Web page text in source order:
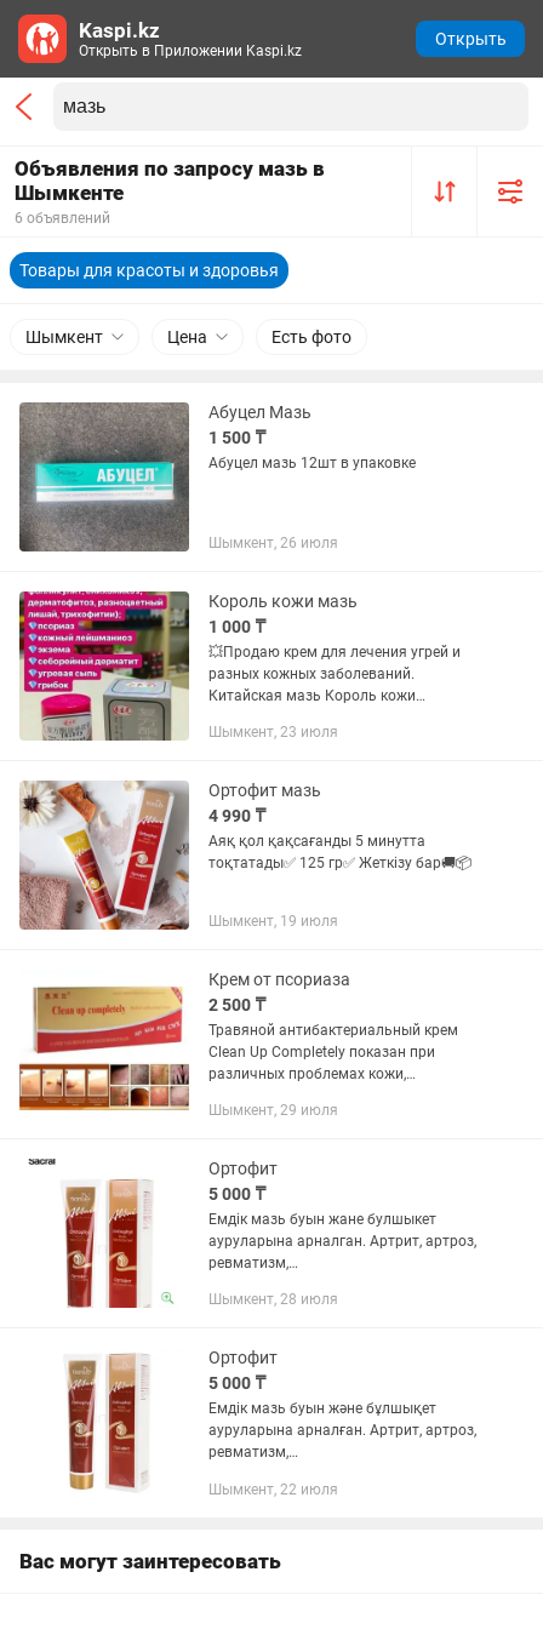
Объявления по запросу мазь в
Шымкенте
6 объявлений
Товары для красоты и здоровья
Шымкент Цена Есть фото
Абуцел Мазь
1 500 ₸
Абуцел мазь 12шт в упаковке
Шымкент, 26 июля
Король кожи мазь
1 000 ₸
💥Продаю крем для лечения угрей и
разных кожных заболеваний.
Китайская мазь Король кожи
разной степени тяжести Экземы
ногтевых грибковых...
Шымкент, 23 июля
Ортофит мазь
4 990 ₸
Аяқ қол қақсағанды 5 минутта
тоқтатады✅ 125 гр✅ Жеткізу бар🚚📦
Шымкент, 19 июля
Крем от псориаза
2 500 ₸
Травяной антибактериальный крем
Clean Up Completely показан при
различных проблемах кожи,
золотистым стафилококком: псориаз,
Шымкент, 29 июля
Ортофит
5 000 ₸
Емдік мазь буын жане булшыкет
ауруларына арналган. Артрит, артроз,
ревматизм,
радикулит кезінде колдануга болады.
женілдетеді. Кабынуды...
Шымкент, 28 июля
Ортофит
5 000 ₸
Емдік мазь буын және бұлшықет
ауруларына арналған. Артрит, артроз,
ревматизм,
радикулит кезінде қолдануға болады.
Шымкент, 22 июля
Вас могут заинтересовать
Kaspi.kz
Открыть в Приложении Kaspi.kz
Открыть